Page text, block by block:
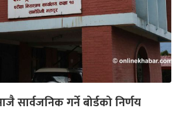
गर्ने बोर्डको निर्णय